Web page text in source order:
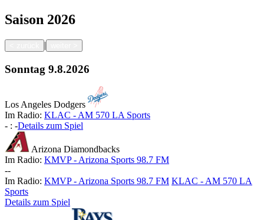
Saison 2026
|
Sonntag 9.8.2026
Los Angeles Dodgers
Im Radio: KLAC - AM 570 LA Sports
- : -Details zum Spiel
Arizona Diamondbacks
Im Radio: KMVP - Arizona Sports 98.7 FM
--
Im Radio: KMVP - Arizona Sports 98.7 FM KLAC - AM 570 LA
Sports
Details zum Spiel